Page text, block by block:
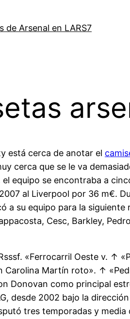
de Arsenal en LARS7
está cerca de anotar el
cerca que se le va
equipo se encontraba a
al Liverpool por 36 m€.
a su equipo para la
Cesc, Barkley,
«Ferrocarril Oeste v. ↑
Carolina Martín roto». ↑
Donovan como principal
desde 2002 bajo la
tres temporadas y